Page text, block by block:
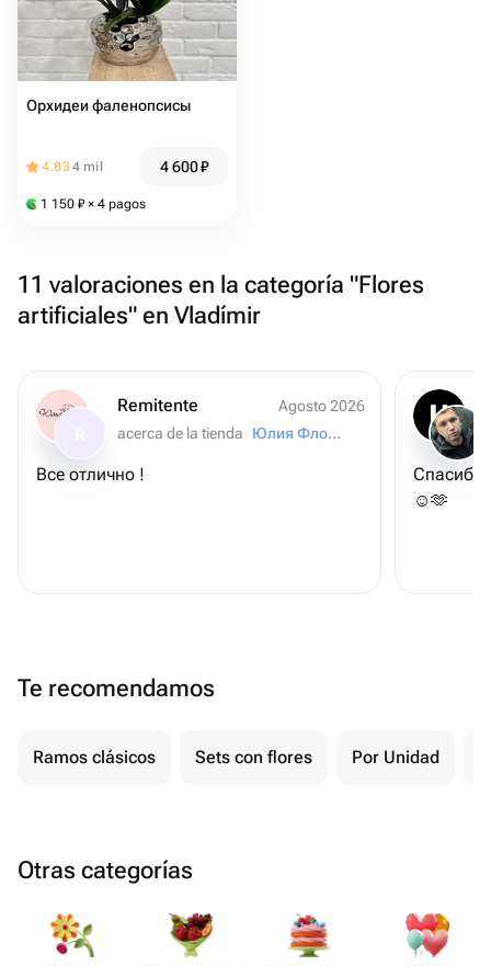
Орхидеи фаленопсисы
4.834 mil 4 600₽
1 150 ₽ × 4 pagos
11 valoraciones en la categoría "Flores
artificiales" en Vladímir
Remitente
Agosto 2026
acerca de la tienda
Юлия Флора
Все отлично !
Спасибо
☺️🫶
Te recomendamos
Ramos clásicos Sets con flores Por Unidad
Otras categorías